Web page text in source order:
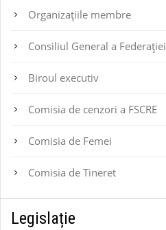
Organizațiile membre
Consiliul General a Federației
Biroul executiv
Comisia de cenzori a FSCRE
Comisia de Femei
Comisia de Tineret
Legislație